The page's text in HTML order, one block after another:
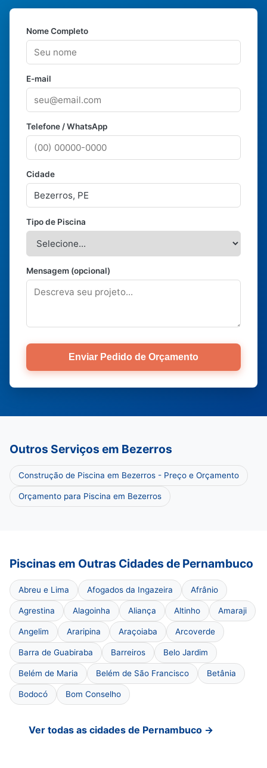
Nome Completo
E-mail
Telefone / WhatsApp
Cidade
Tipo de Piscina
Mensagem (opcional)
Enviar Pedido de Orçamento
Outros Serviços em Bezerros
Construção de Piscina em Bezerros - Preço e Orçamento
Orçamento para Piscina em Bezerros
Piscinas em Outras Cidades de Pernambuco
Abreu e Lima Afogados da Ingazeira Afrânio
Agrestina Alagoinha Aliança Altinho Amaraji
Angelim Araripina Araçoiaba Arcoverde
Barra de Guabiraba Barreiros Belo Jardim
Belém de Maria Belém de São Francisco Betânia
Bodocó Bom Conselho
Ver todas as cidades de Pernambuco →